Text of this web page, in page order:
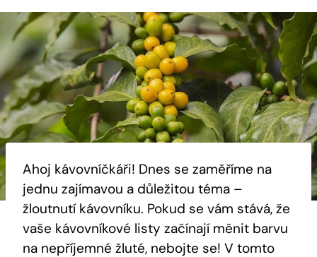
Ahoj kávovníčkáři! Dnes se zaměříme na
jednu zajímavou a důležitou téma –
žloutnutí kávovníku. Pokud se vám stává, že
vaše kávovníkové listy začínají měnit barvu
na nepříjemné žluté, nebojte se! V tomto